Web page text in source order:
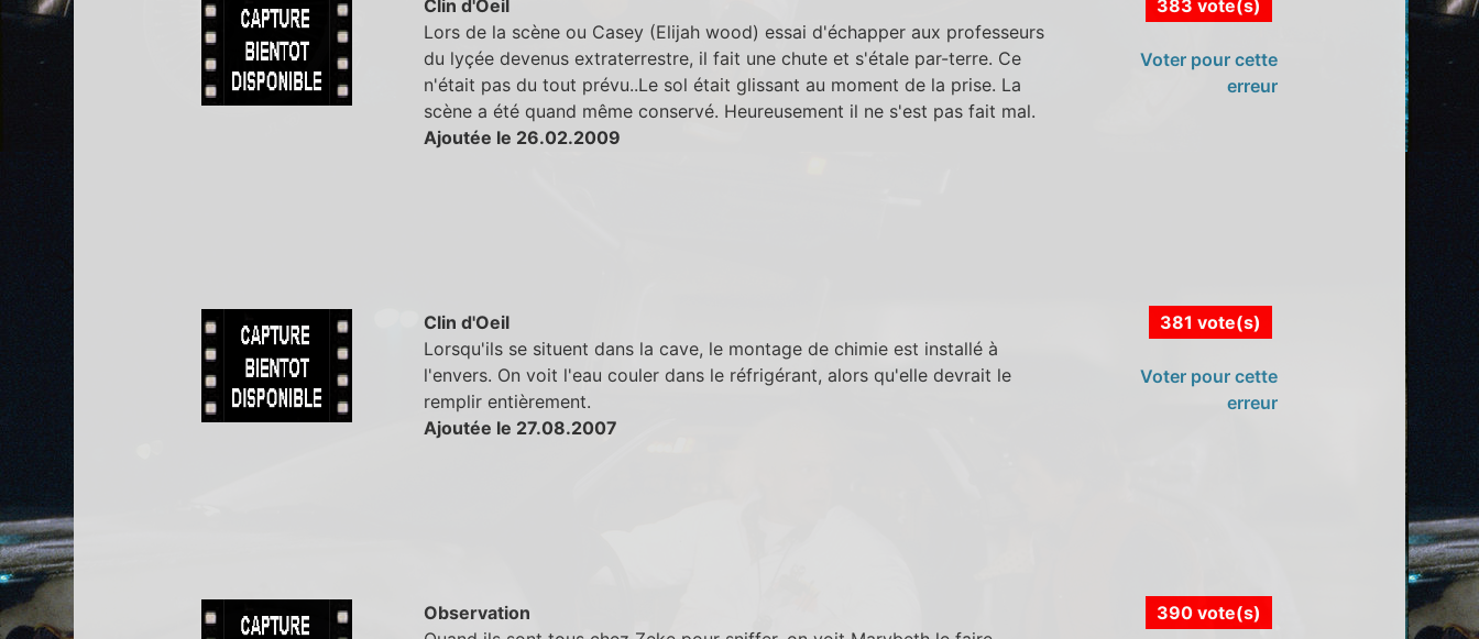
Clin d'Oeil
Lors de la scène ou Casey (Elijah wood) essai d'échapper aux professeurs
du lyçée devenus extraterrestre, il fait une chute et s'étale par-terre. Ce
n'était pas du tout prévu..Le sol était glissant au moment de la prise. La
scène a été quand même conservé. Heureusement il ne s'est pas fait mal.
Ajoutée le 26.02.2009
383 vote(s)
Voter pour cette
erreur
Clin d'Oeil
Lorsqu'ils se situent dans la cave, le montage de chimie est installé à
l'envers. On voit l'eau couler dans le réfrigérant, alors qu'elle devrait le
remplir entièrement.
Ajoutée le 27.08.2007
381 vote(s)
Voter pour cette
erreur
Observation
390 vote(s)